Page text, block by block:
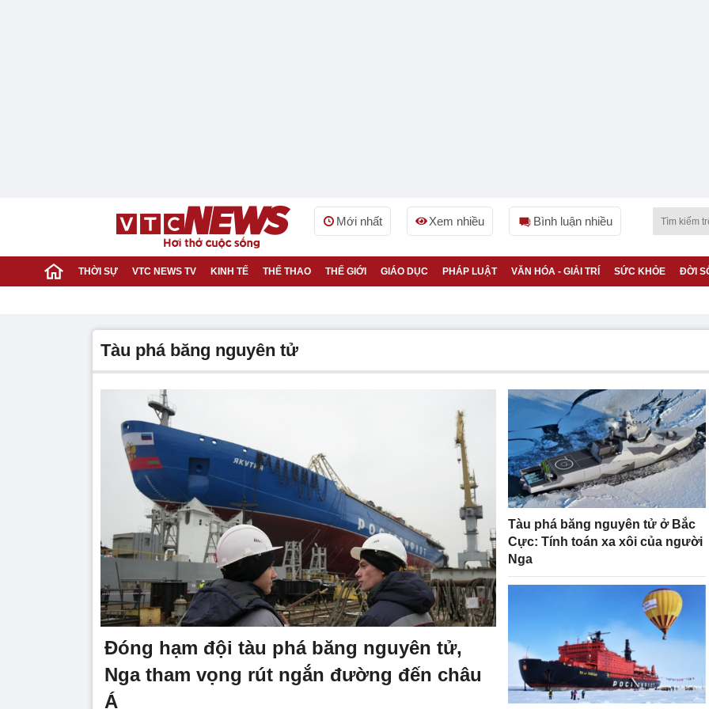
Mới nhất Xem nhiều Bình luận nhiều
THỜI SỰ VTC NEWS TV KINH TẾ THỂ THAO THẾ GIỚI GIÁO DỤC PHÁP LUẬT VĂN HÓA - GIẢI TRÍ SỨC KHỎE ĐỜI
tàu phá băng nguyên tử
Đóng hạm đội tàu phá băng nguyên tử,
Nga tham vọng rút ngắn đường đến châu
Á
Tàu phá băng nguyên tử ở Bắc
Cực: Tính toán xa xôi của người
Nga